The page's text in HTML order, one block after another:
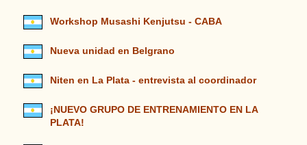
Workshop Musashi Kenjutsu - CABA
Nueva unidad en Belgrano
Niten en La Plata - entrevista al coordinador
¡NUEVO GRUPO DE ENTRENAMIENTO EN LA
PLATA!